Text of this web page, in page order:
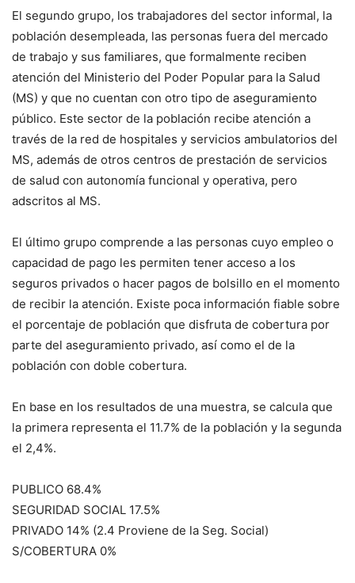
El segundo grupo, los trabajadores del sector informal, la
población desempleada, las personas fuera del mercado
de trabajo y sus familiares, que formalmente reciben
atención del Ministerio del Poder Popular para la Salud
(MS) y que no cuentan con otro tipo de aseguramiento
público. Este sector de la población recibe atención a
través de la red de hospitales y servicios ambulatorios del
MS, además de otros centros de prestación de servicios
de salud con autonomía funcional y operativa, pero
adscritos al MS.
El último grupo comprende a las personas cuyo empleo o
capacidad de pago les permiten tener acceso a los
seguros privados o hacer pagos de bolsillo en el momento
de recibir la atención. Existe poca información fiable sobre
el porcentaje de población que disfruta de cobertura por
parte del aseguramiento privado, así como el de la
población con doble cobertura.
En base en los resultados de una muestra, se calcula que
la primera representa el 11.7% de la población y la segunda
el 2,4%.
PUBLICO 68.4%
SEGURIDAD SOCIAL 17.5%
PRIVADO 14% (2.4 Proviene de la Seg. Social)
S/COBERTURA 0%